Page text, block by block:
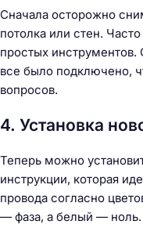
Сначала осторожно
потолка или стен.
простых инструментов.
все было подключено,
вопросов.
4. Установка
Теперь можно
инструкции, которая
провода согласно
— фаза, а белый — ноль.